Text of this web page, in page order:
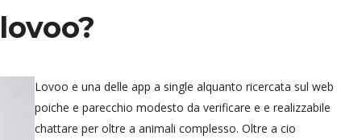
Lovoo e una delle app a single alquanto ricercata sul web
poiche e parecchio modesto da verificare e e realizzabile
chattare per oltre a animali complesso. Oltre a cio